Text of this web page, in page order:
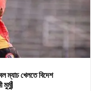
ম্যাচ খেলতে বিদেশ
মুর্মু|